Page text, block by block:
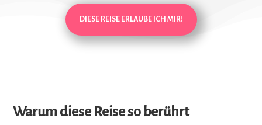
DIESE REISE ERLAUBE ICH MIR!
Warum diese Reise so berührt